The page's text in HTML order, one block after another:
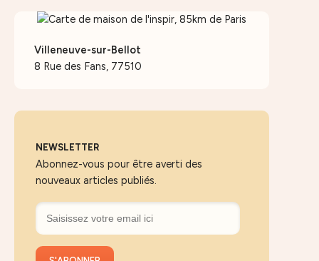
Villeneuve-sur-Bellot
8 Rue des Fans, 77510
NEWSLETTER
Abonnez-vous pour être averti des
nouveaux articles publiés.